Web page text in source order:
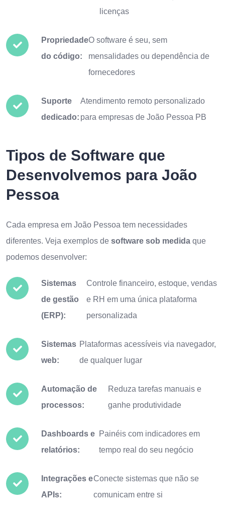
licenças
Propriedade
do código:
O software é seu, sem
mensalidades ou dependência de
fornecedores
Suporte
dedicado:
Atendimento remoto personalizado
para empresas de João Pessoa PB
Tipos de Software que
Desenvolvemos para João
Pessoa
Cada empresa em João Pessoa tem necessidades
diferentes. Veja exemplos de software sob medida que
podemos desenvolver:
Sistemas
de gestão
(ERP):
Controle financeiro, estoque, vendas
e RH em uma única plataforma
personalizada
Sistemas
web:
Plataformas acessíveis via navegador,
de qualquer lugar
Automação de
processos:
Reduza tarefas manuais e
ganhe produtividade
Dashboards e
relatórios:
Painéis com indicadores em
tempo real do seu negócio
Integrações e
APIs:
Conecte sistemas que não se
comunicam entre si